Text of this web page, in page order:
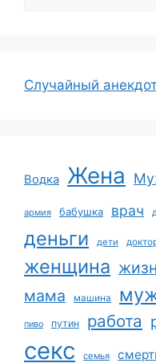
Случайный
Водка Жена
армия бабушка врач
деньги дети
женщина
мама машина
пиво путин работа
секс семья